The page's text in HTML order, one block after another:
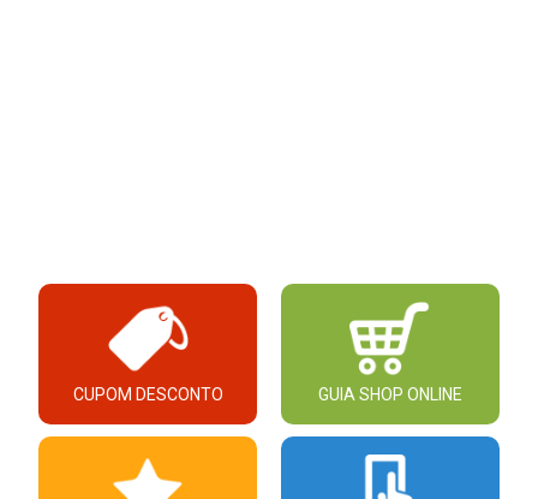
CUPOM DESCONTO GUIA SHOP ONLINE